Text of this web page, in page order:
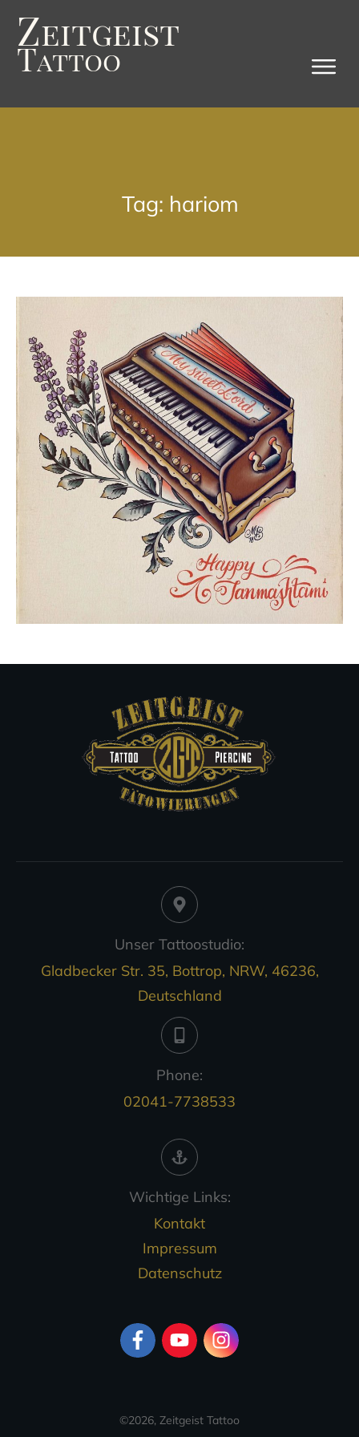
Zeitgeist
Tattoo
Tag: hariom
Unser Tattoostudio:
Gladbecker Str. 35, Bottrop, NRW, 46236,
Deutschland
Phone:
02041-7738533
Wichtige Links:
Kontakt
Impressum
Datenschutz
©2026, Zeitgeist Tattoo